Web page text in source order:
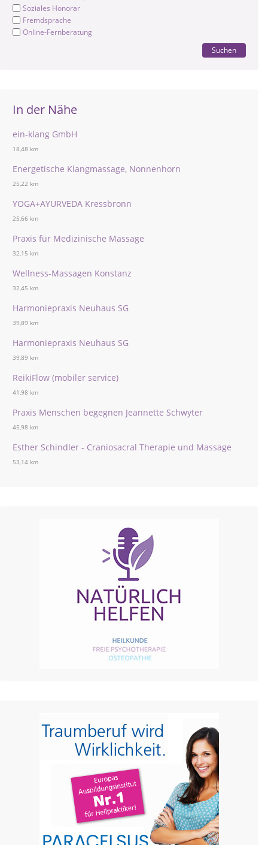
Soziales Honorar
Fremdsprache
Online-Fernberatung
Suchen
In der Nähe
ein-klang GmbH
18,48 km
Energetische Klangmassage, Nonnenhorn
25,22 km
YOGA+AYURVEDA Kressbronn
25,66 km
Praxis für Medizinische Massage
32,15 km
Wellness-Massagen Konstanz
32,45 km
Harmoniepraxis Neuhaus SG
39,89 km
Harmoniepraxis Neuhaus SG
39,89 km
ReikiFlow (mobiler service)
41,98 km
Praxis Menschen begegnen Jeannette Schwyter
45,98 km
Esther Schindler - Craniosacral Therapie und Massage
53,14 km